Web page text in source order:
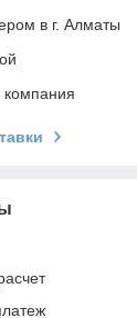
в г. Алматы
компания